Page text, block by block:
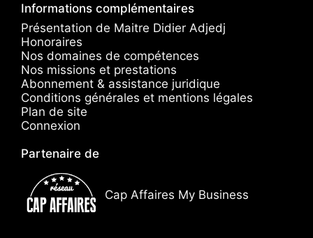
Informations complémentaires
Présentation de Maitre Didier Adjedj
Honoraires
Nos domaines de compétences
Nos missions et prestations
Abonnement & assistance juridique
Conditions générales et mentions légales
Plan de site
Connexion
Partenaire de
Cap Affaires My Business